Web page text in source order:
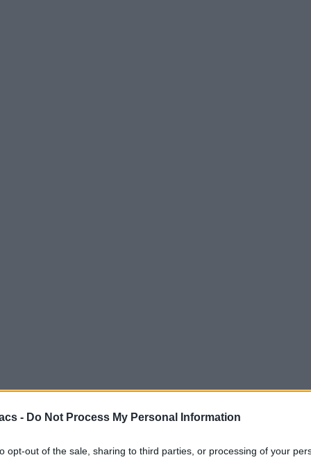
- Do Not Process My Personal Information
opt-out of the sale, sharing to third parties, or processing of your